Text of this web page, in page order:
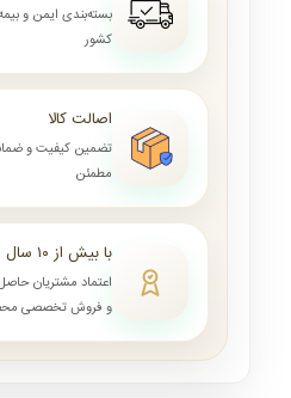
بسته‌بندی ایمن و
کشور
اصالت کالا
تضمین کیفیت و
مطمئن
با بیش از ۱۰ سال سابقه فروش اینترنتی
اعتماد مشتریان
و فروش تخصصی